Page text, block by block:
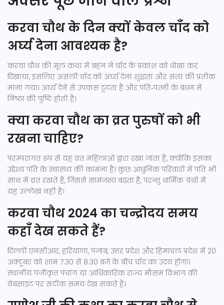
करवा चौथ के दिन क्यों केवल चाँद को
अर्घ्य देना आवश्यक है?
करवा चौथ की मूल कथा में बहन ने चाँद के प्रकाश को धोखा कर
दिखाया, इसलिए असली चाँद को अर्घ्य देना शुद्धता और सत्य की प्रतीक
माना गया। अर्घ्य देने से उपवास टूटता है और पति‑पत्नी के बंधन में
निष्ठा की पुष्टि होती है।
क्या करवा चौथ का व्रत पुरुषों को भी
रखना चाहिए?
परम्परागत रूप से यह व्रत महिलाओं द्वारा रखा जाता है, क्योंकि इसका
उद्देश्य पति के स्वास्थ्य की कामना है। कुछ आधुनिक परिवारों में पति भी
साथ में व्रत रखते हैं, जिससे सामंजस्य बढ़ता है, परन्तु धार्मिक ग्रंथों में
यह उल्लेख नहीं है।
करवा चौथ 2024 का चन्द्रोदय समय
कहाँ देख सकते हैं?
दिल्ली एनसीआर, हरियाणा, पंजाब, उत्तर प्रदेश और हिमाचल प्रदेश में 20
अक्टूबर को शाम 7:30 से 8:30 बजे के बीच चाँद का उदय होगा।
स्थानीय पंजीकृत पंचांग या आधिकारिक राज्य मौसम विभाग की
वेबसाइट पर सटीक समय देख सकते हैं।